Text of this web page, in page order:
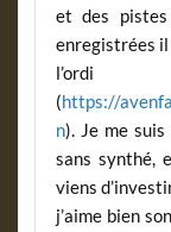
et des pistes
enregistrées il
l’ordi
(https://
n). Je me
sans synthé,
viens
j’aime bien